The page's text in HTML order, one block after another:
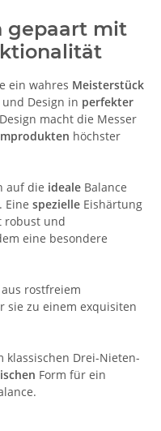
gepaart mit
ein wahres Meisterstück
Design in perfekter
Design macht die Messer
höchster
auf die ideale Balance
Eine spezielle Eishärtung
robust und
eine besondere
rostfreiem
sie zu einem exquisiten
klassischen Drei-Nieten-
Form für ein